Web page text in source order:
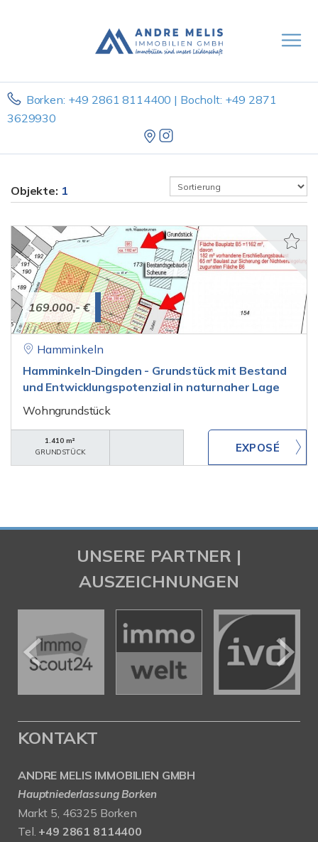
Borken: +49 2861 8114400 | Bocholt: +49 2871
3629930
Objekte: 1
169.000,- €
Hamminkeln
Hamminkeln-Dingden - Grundstück mit Bestand
und Entwicklungspotenzial in naturnaher Lage
Wohngrundstück
1.410 m²
GRUNDSTÜCK
UNSERE PARTNER |
AUSZEICHNUNGEN
KONTAKT
ANDRE MELIS IMMOBILIEN GMBH
Hauptniederlassung Borken
Markt 5, 46325 Borken
Tel. +49 2861 8114400